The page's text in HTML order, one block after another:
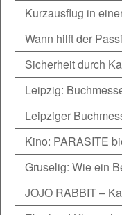
Kurzausflug in
Wann hilft der
Sicherheit durch
Leipzig:
Leipziger
Kino: PARASITE
Gruselig: Wie ein
JOJO RABBIT –